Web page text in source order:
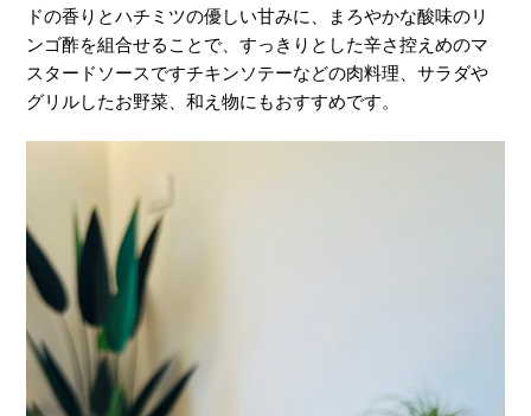
ドの香りとハチミツの優しい甘みに、まろやかな酸味のリ
ンゴ酢を組合せることで、すっきりとした辛さ控えめのマ
スタードソースですチキンソテーなどの肉料理、サラダや
グリルしたお野菜、和え物にもおすすめです。